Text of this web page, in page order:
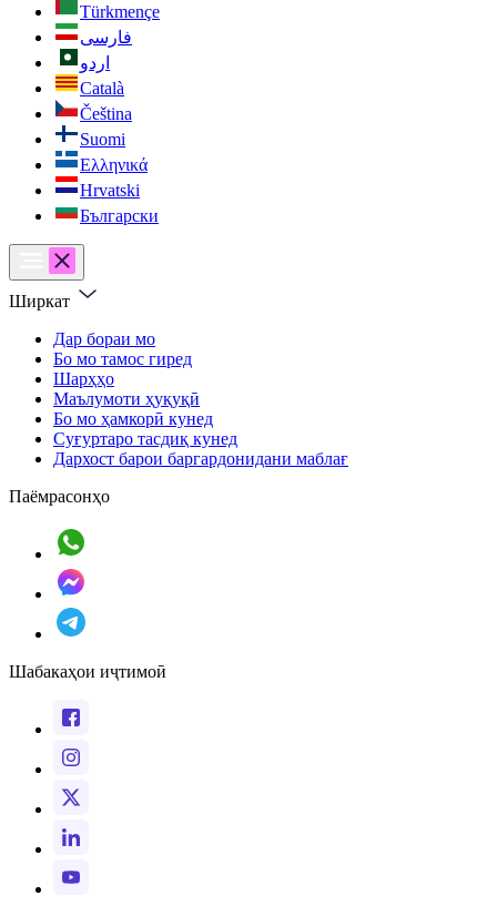
Türkmençe
فارسی
اردو
Català
Čeština
Suomi
Ελληνικά
Hrvatski
Български
Ширкат
Дар бораи мо
Бо мо тамос гиред
Шарҳҳо
Маълумоти ҳуқуқӣ
Бо мо ҳамкорӣ кунед
Суғуртаро тасдиқ кунед
Дархост барои баргардонидани маблағ
Паёмрасонҳо
Шабакаҳои иҷтимоӣ